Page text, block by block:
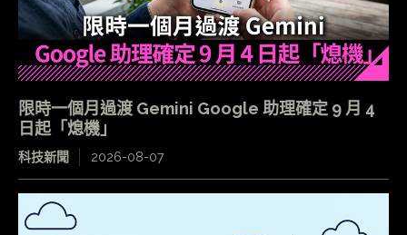
限時一個月過渡 Gemini Google 助理確定 9 月 4
日起「熄機」
科技新聞 2026-08-07